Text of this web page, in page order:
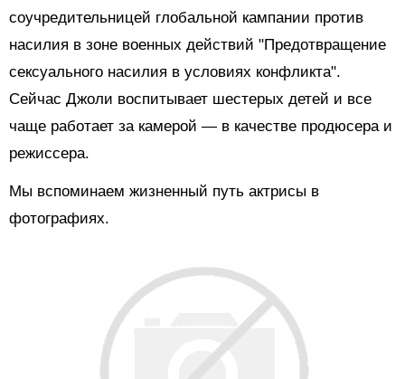
соучредительницей глобальной кампании против
насилия в зоне военных действий "Предотвращение
сексуального насилия в условиях конфликта".
Сейчас Джоли воспитывает шестерых детей и все
чаще работает за камерой — в качестве продюсера и
режиссера.
Мы вспоминаем жизненный путь актрисы в
фотографиях.